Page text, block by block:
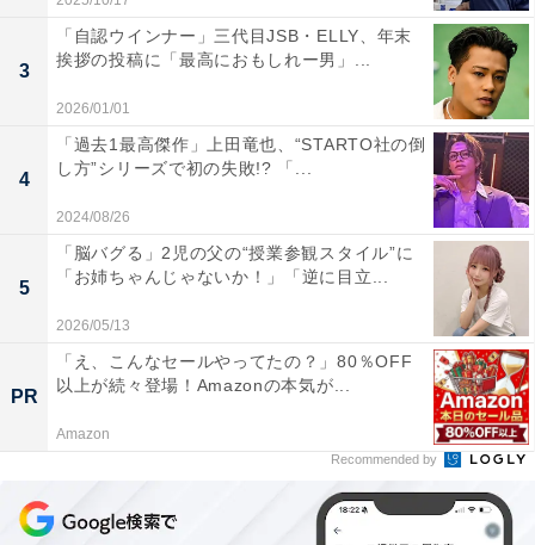
3
「自認ウインナー」三代目JSB・ELLY、年末
挨拶の投稿に「最高におもしれー男」...
2026/01/01
4
「過去1最高傑作」上田竜也、“STARTO社の倒
し方”シリーズで初の失敗!? 「...
2024/08/26
5
「脳バグる」2児の父の“授業参観スタイル”に
「お姉ちゃんじゃないか！」「逆に目立...
2026/05/13
PR
「え、こんなセールやってたの？」80％OFF
以上が続々登場！Amazonの本気が...
Amazon
Recommended by